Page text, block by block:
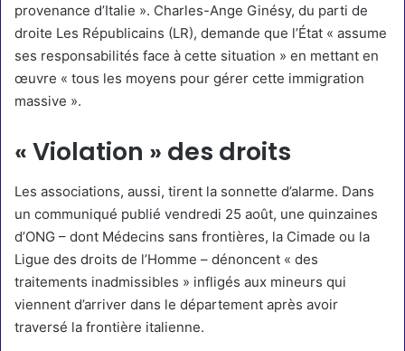
provenance d’Italie ». Charles-Ange Ginésy, du parti de
droite Les Républicains (LR), demande que l’État « assume
ses responsabilités face à cette situation » en mettant en
œuvre « tous les moyens pour gérer cette immigration
massive ».
« Violation » des droits
Les associations, aussi, tirent la sonnette d’alarme. Dans
un communiqué publié vendredi 25 août, une quinzaines
d’ONG – dont Médecins sans frontières, la Cimade ou la
Ligue des droits de l’Homme – dénoncent « des
traitements inadmissibles » infligés aux mineurs qui
viennent d’arriver dans le département après avoir
traversé la frontière italienne.